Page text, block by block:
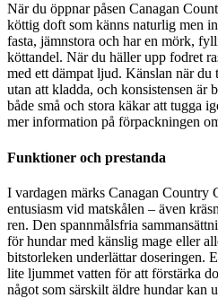
När du öppnar påsen Canagan
köttig doft som känns naturlig men
fasta, jämnstora och har en mörk,
köttandel. När du häller upp fodret
med ett dämpat ljud. Känslan när du
utan att kladda, och konsistensen är
både små och stora käkar att tugga
mer information på förpackningen
Funktioner och prestanda
I vardagen märks Canagan Country
entusiasm vid matskålen – även
ren. Den spannmålsfria
för hundar med känslig mage eller
bitstorleken underlättar doseringen.
lite ljummet vatten för att förstärka
något som särskilt äldre hundar kan